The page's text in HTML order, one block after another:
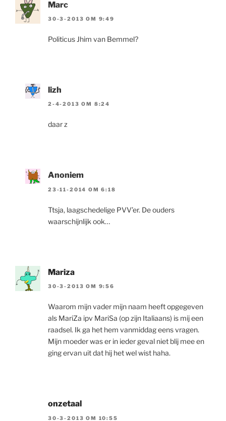
Marc
30-3-2013 OM 9:49
Politicus Jhim van Bemmel?
lizh
2-4-2013 OM 8:24
daar z
Anoniem
23-11-2014 OM 6:18
Ttsja, laagschedelige PVV’er. De ouders
waarschijnlijk ook…
Mariza
30-3-2013 OM 9:56
Waarom mijn vader mijn naam heeft opgegeven
als MariZa ipv MariSa (op zijn Italiaans) is mij een
raadsel. Ik ga het hem vanmiddag eens vragen.
Mijn moeder was er in ieder geval niet blij mee en
ging ervan uit dat hij het wel wist haha.
onzetaal
30-3-2013 OM 10:55